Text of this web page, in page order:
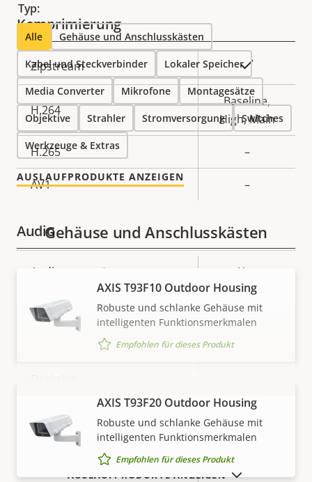
Komprimierung
Eigentumsbeschreibung Eigentumswert
Zipstream
H.264
Baseline,
High, Main
H.265 –
AV1 –
Audio
Eigentumsbeschreibung Eigentumswert
Audiounterstützung Yes
Netzwerk
Eigentumsbeschreibung Eigentumswert
Security
Eigentumsbeschreibung Eigentumswert
Typ:
Alle Gehäuse und Anschlusskästen
Kabel und Steckverbinder Lokaler Speicher
Media Converter Mikrofone Montagesätze
Objektive Strahler Stromversorgung Switches
Werkzeuge & Extras
AUSLAUFPRODUKTE ANZEIGEN
MEHR ANZEIGEN
Gehäuse und Anschlusskästen
AXIS T93F10 Outdoor Housing
Robuste und schlanke Gehäuse mit
intelligenten Funktionsmerkmalen
Empfohlen für dieses Produkt
AXIS T93F20 Outdoor Housing
Robuste und schlanke Gehäuse mit
intelligenten Funktionsmerkmalen
Empfohlen für dieses Produkt
AUSLAUFPRODUKTE ANZEIGEN